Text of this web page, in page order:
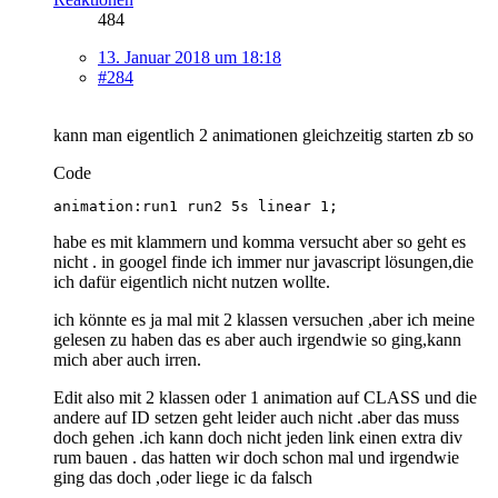
484
13. Januar 2018 um 18:18
#284
kann man eigentlich 2 animationen gleichzeitig starten zb so
Code
animation:run1 run2 5s linear 1;
habe es mit klammern und komma versucht aber so geht es
nicht . in googel finde ich immer nur javascript lösungen,die
ich dafür eigentlich nicht nutzen wollte.
ich könnte es ja mal mit 2 klassen versuchen ,aber ich meine
gelesen zu haben das es aber auch irgendwie so ging,kann
mich aber auch irren.
Edit also mit 2 klassen oder 1 animation auf CLASS und die
andere auf ID setzen geht leider auch nicht .aber das muss
doch gehen .ich kann doch nicht jeden link einen extra div
rum bauen . das hatten wir doch schon mal und irgendwie
ging das doch ,oder liege ic da falsch